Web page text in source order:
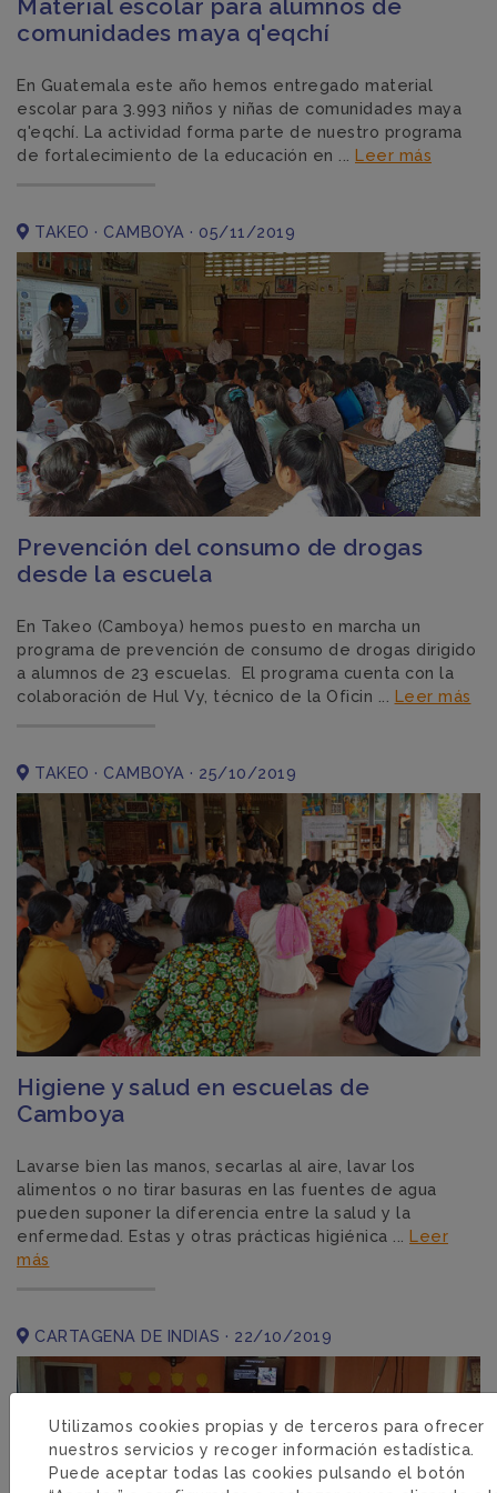
Material escolar para alumnos de
comunidades maya q'eqchí
En Guatemala este año hemos entregado material
escolar para 3.993 niños y niñas de comunidades maya
q'eqchí. La actividad forma parte de nuestro programa
de fortalecimiento de la educación en ... Leer más
TAKEO · CAMBOYA · 05/11/2019
Prevención del consumo de drogas
desde la escuela
En Takeo (Camboya) hemos puesto en marcha un
programa de prevención de consumo de drogas dirigido
a alumnos de 23 escuelas. El programa cuenta con la
colaboración de Hul Vy, técnico de la Oficin ... Leer más
TAKEO · CAMBOYA · 25/10/2019
Higiene y salud en escuelas de
Camboya
Lavarse bien las manos, secarlas al aire, lavar los
alimentos o no tirar basuras en las fuentes de agua
pueden suponer la diferencia entre la salud y la
enfermedad. Estas y otras prácticas higiénica ... Leer
más
CARTAGENA DE INDIAS · 22/10/2019
Utilizamos cookies propias y de terceros para ofrecer
nuestros servicios y recoger información estadística.
Puede aceptar todas las cookies pulsando el botón